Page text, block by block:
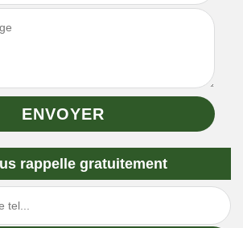
rappelle gratuitement